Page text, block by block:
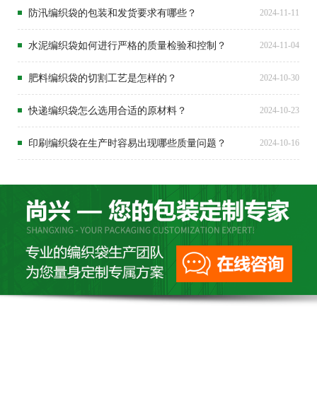
防汛编织袋的包装和发货要求有哪些？ 2024-11-11
水泥编织袋如何进行严格的质量检验和控制？ 2024-11-04
肥料编织袋的切割工艺是怎样的？ 2024-10-30
快递编织袋怎么选用合适的原材料？ 2024-10-23
印刷编织袋在生产时容易出现哪些质量问题？ 2024-10-16